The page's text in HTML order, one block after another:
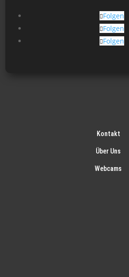
Folgen
Folgen
Folgen
Kontakt
Über Uns
Webcams